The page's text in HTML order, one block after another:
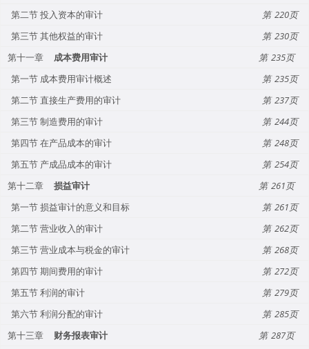
第二节 投入资本的审计
220
第三节 其他权益的审计
230
第十一章
成本费用审计
235
第一节 成本费用审计概述
235
第二节 直接生产费用的审计
237
第三节 制造费用的审计
244
第四节 在产品成本的审计
248
第五节 产成品成本的审计
254
第十二章
损益审计
261
第一节 损益审计的意义和目标
261
第二节 营业收入的审计
262
第三节 营业成本与税金的审计
268
第四节 期间费用的审计
272
第五节 利润的审计
279
第六节 利润分配的审计
285
第十三章
财务报表审计
287